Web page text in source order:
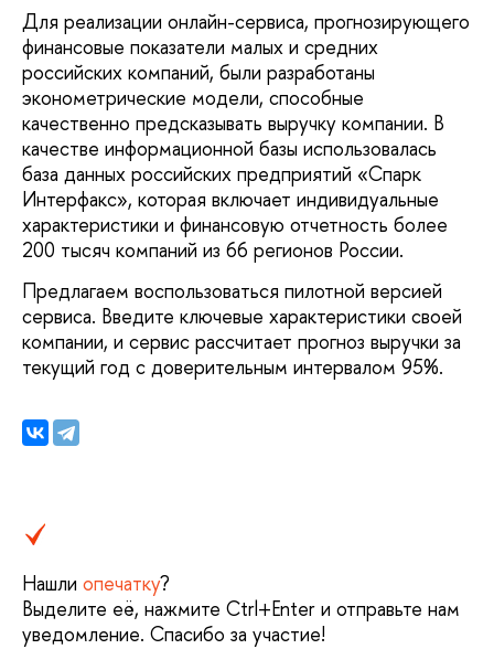
Для реализации онлайн-сервиса, прогнозирующего
финансовые показатели малых и средних
российских компаний, были разработаны
эконометрические модели, способные
качественно предсказывать выручку компании. В
качестве информационной базы использовалась
база данных российских предприятий «Спарк
Интерфакс», которая включает индивидуальные
характеристики и финансовую отчетность более
200 тысяч компаний из 66 регионов России.
Предлагаем воспользоваться пилотной версией
сервиса. Введите ключевые характеристики своей
компании, и сервис рассчитает прогноз выручки за
текущий год с доверительным интервалом 95%.
Нашли опечатку?
Выделите её, нажмите Ctrl+Enter и отправьте нам
уведомление. Спасибо за участие!